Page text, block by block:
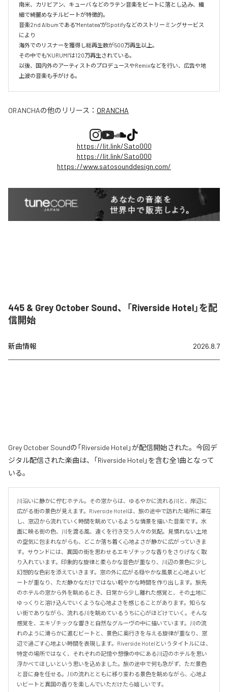
南米、カリビアン、キューバ などのラテン音楽をビートに落とし込み、繊
細で綺麗めなチルビートが特徴的。
音楽2nd Albumである"Mentatea"がSpotifyなどのストリーミングサービス
により
海外でのリスナーを獲得し総再生数が500万再生以上。
その中でも"KURUMI"は120万再生されている。
以後、国内外のアーティストのプロデュースやRemixなどを行い、広告や地
上波の音楽も手がける。
ORANCHAの他のリリース： ORANCHA
https://lit.link/Sato000
https://lit.link/Sato000
https://www.satosounddesign.com/
445 & Grey October Sound、「Riverside Hotel」を配
信開始
新曲情報 2026.8.7
Grey October Soundの「Riverside Hotel」が配信開始された。今回デ
ジタル配信された楽曲は、「Riverside Hotel」を含む全1曲となって
いる。
川沿いに静かに佇むホテル。その窓からは、ゆるやかに流れる川と、岸辺に
広がる街の景色が見えます。Riverside Hotelは、旅の途中で訪れた場所に滞在
し、窓辺から流れていく時間を眺めているような情景を描いた音楽です。水
面に映る街の色、川を渡る風、遠くを行き交う人々の気配。見慣れない土地
の空気に包まれながらも、どこか落ち着く心地よさが静かに広がっていきま
す。サウンドには、異国の街を思わせるエキゾチックな香りをさりげなく取
り入れています。印象的な旋律と柔らかな音色が重なり、川辺の景色に少し
幻想的な色彩を添えていきます。窓の外に広がる穏やかな風景と心地よいビ
ートが重なり、ただ静かなだけではない軽やかな時間を作り出します。旅先
のホテルの窓から外を眺めるとき、日常から少し離れた感覚と、その土地に
ゆっくりと溶け込んでいくような心地よさを感じることがあります。知らな
い街でありながら、流れる川を眺めているうちに心がほどけていく。そんな
感覚を、エキゾチックな響きと自然なグルーヴの中に描いています。川の流
れのように滑らかに進むビートと、景色に奥行きを与える旋律が重なり、窓
辺で過ごす心地よい時間を表現します。Riverside Hotelというタイトルには、
特定の場所ではなく、それぞれの記憶や想像の中にある川辺のホテルを思い
浮かべてほしいという思いを込めました。旅の途中で何も急がず、ただ景色
と音に身を任せる。川の流れとともに移り変わる景色を眺めながら、心地よ
いビートと異国の香りを楽しんでいただけたら嬉しいです。